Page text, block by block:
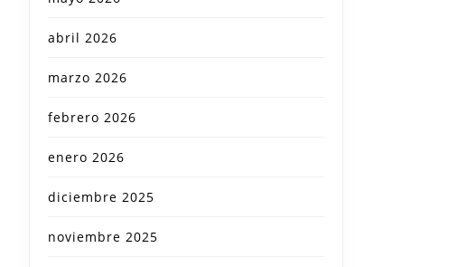
abril 2026
marzo 2026
febrero 2026
enero 2026
diciembre 2025
noviembre 2025